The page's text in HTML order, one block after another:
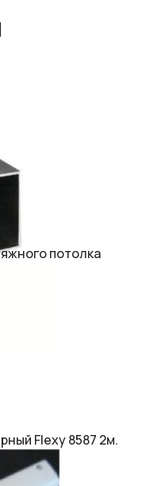
потолка
Flexy 8587 2м.